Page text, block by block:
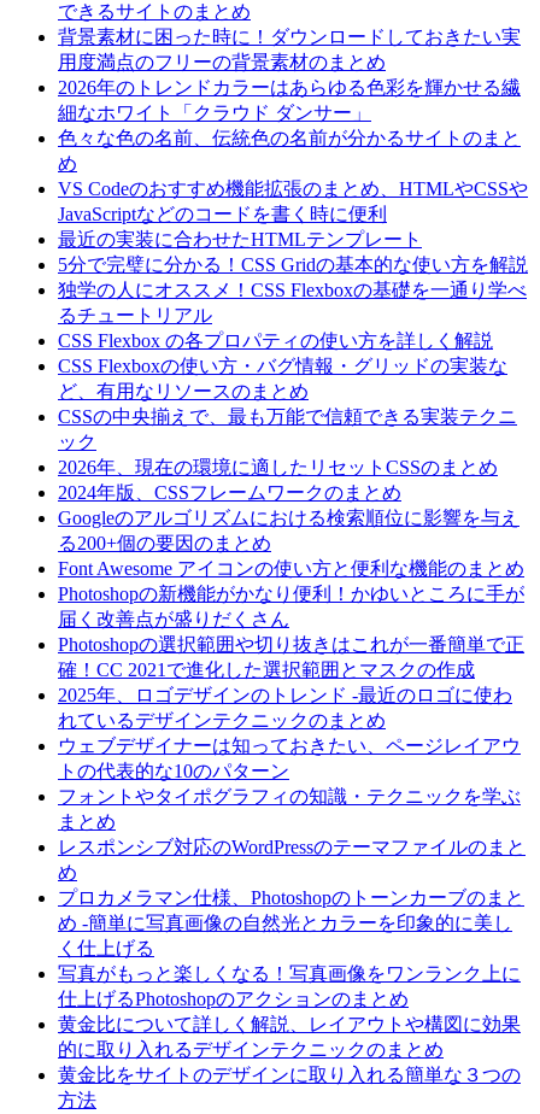
できるサイトのまとめ
背景素材に困った時に！ダウンロードしておきたい実
用度満点のフリーの背景素材のまとめ
2026年のトレンドカラーはあらゆる色彩を輝かせる繊
細なホワイト「クラウド ダンサー」
色々な色の名前、伝統色の名前が分かるサイトのまと
め
VS Codeのおすすめ機能拡張のまとめ、HTMLやCSSや
JavaScriptなどのコードを書く時に便利
最近の実装に合わせたHTMLテンプレート
5分で完璧に分かる！CSS Gridの基本的な使い方を解説
独学の人にオススメ！CSS Flexboxの基礎を一通り学べ
るチュートリアル
CSS Flexbox の各プロパティの使い方を詳しく解説
CSS Flexboxの使い方・バグ情報・グリッドの実装な
ど、有用なリソースのまとめ
CSSの中央揃えで、最も万能で信頼できる実装テクニ
ック
2026年、現在の環境に適したリセットCSSのまとめ
2024年版、CSSフレームワークのまとめ
Googleのアルゴリズムにおける検索順位に影響を与え
る200+個の要因のまとめ
Font Awesome アイコンの使い方と便利な機能のまとめ
Photoshopの新機能がかなり便利！かゆいところに手が
届く改善点が盛りだくさん
Photoshopの選択範囲や切り抜きはこれが一番簡単で正
確！CC 2021で進化した選択範囲とマスクの作成
2025年、ロゴデザインのトレンド -最近のロゴに使わ
れているデザインテクニックのまとめ
ウェブデザイナーは知っておきたい、ページレイアウ
トの代表的な10のパターン
フォントやタイポグラフィの知識・テクニックを学ぶ
まとめ
レスポンシブ対応のWordPressのテーマファイルのまと
め
プロカメラマン仕様、Photoshopのトーンカーブのまと
め -簡単に写真画像の自然光とカラーを印象的に美し
く仕上げる
写真がもっと楽しくなる！写真画像をワンランク上に
仕上げるPhotoshopのアクションのまとめ
黄金比について詳しく解説、レイアウトや構図に効果
的に取り入れるデザインテクニックのまとめ
黄金比をサイトのデザインに取り入れる簡単な３つの
方法